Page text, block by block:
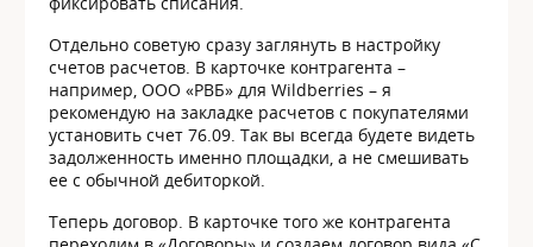
Отдельно советую сразу заглянуть в настройку
счетов расчетов. В карточке контрагента –
например, ООО «РВБ» для Wildberries – я
рекомендую на закладке расчетов с покупателями
установить счет 76.09. Так вы всегда будете видеть
задолженность именно площадки, а не смешивать
ее с обычной дебиторкой.
Теперь договор. В карточке того же контрагента